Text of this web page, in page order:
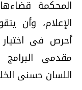
المحكمة
الإعلام، وأن
أحرص فى اختيار
مقدمى
اللسان حسنى